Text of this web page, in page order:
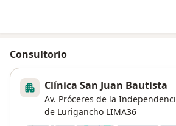
Consultorio
Clínica San Juan Bautista
Av. Próceres de la
de Lurigancho LIMA36